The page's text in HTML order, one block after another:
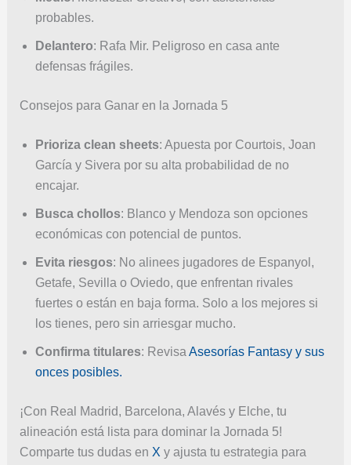
probables.
Delantero: Rafa Mir. Peligroso en casa ante
defensas frágiles.
Consejos para Ganar en la Jornada 5
Prioriza clean sheets: Apuesta por Courtois, Joan
García y Sivera por su alta probabilidad de no
encajar.
Busca chollos: Blanco y Mendoza son opciones
económicas con potencial de puntos.
Evita riesgos: No alinees jugadores de Espanyol,
Getafe, Sevilla o Oviedo, que enfrentan rivales
fuertes o están en baja forma. Solo a los mejores si
los tienes, pero sin arriesgar mucho.
Confirma titulares: Revisa Asesorías Fantasy y sus
onces posibles.
¡Con Real Madrid, Barcelona, Alavés y Elche, tu
alineación está lista para dominar la Jornada 5!
Comparte tus dudas en X y ajusta tu estrategia para